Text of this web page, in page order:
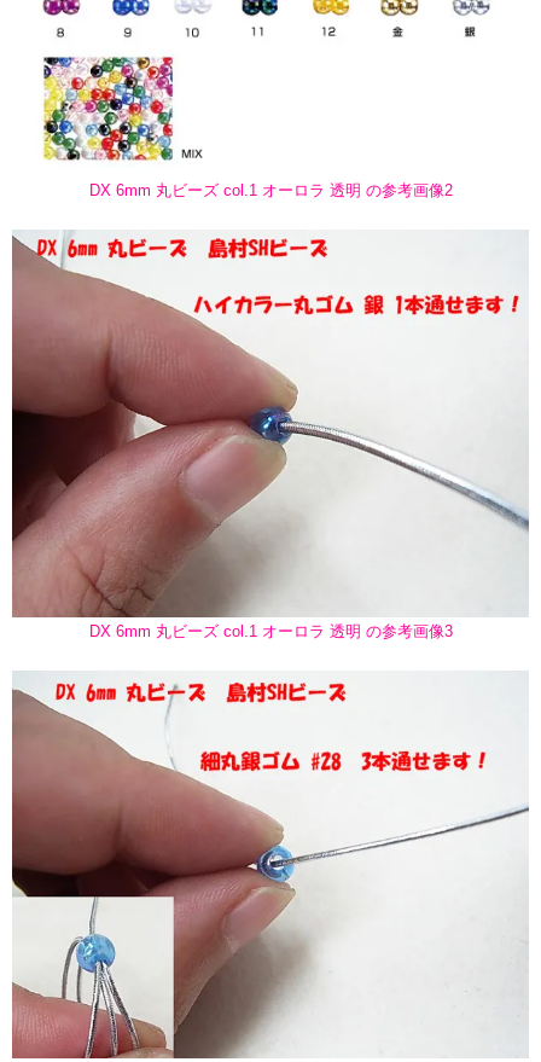
DX 6mm 丸ビーズ col.1 オーロラ 透明 の参考画像2
DX 6mm 丸ビーズ col.1 オーロラ 透明 の参考画像3